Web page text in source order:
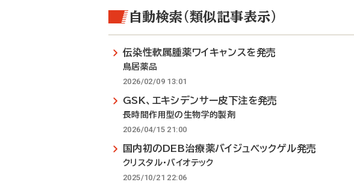
自動検索（類似記事表示）
伝染性軟属腫薬ワイキャンスを発売
鳥居薬品
2026/02/09 13:01
GSK、エキシデンサー皮下注を発売
長時間作用型の生物学的製剤
2026/04/15 21:00
国内初のDEB治療薬バイジュベックゲル発売
クリスタル・バイオテック
2025/10/21 22:06